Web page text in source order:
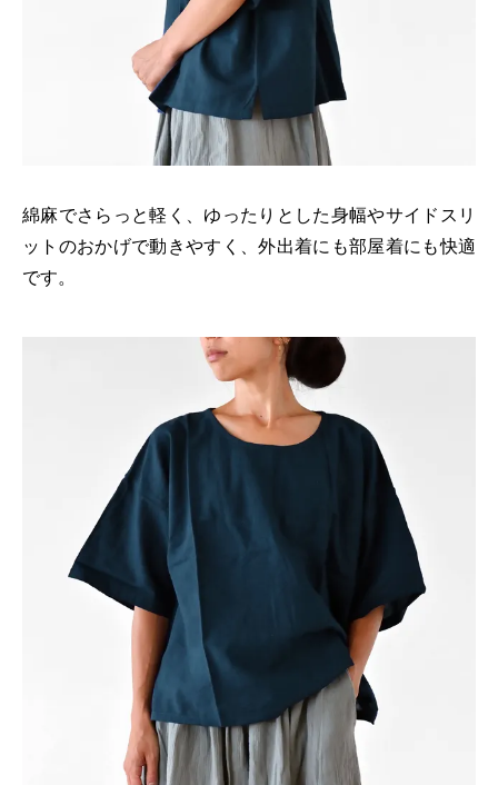
綿麻でさらっと軽く、ゆったりとした身幅やサイドスリ
ットのおかげで動きやすく、外出着にも部屋着にも快適
です。